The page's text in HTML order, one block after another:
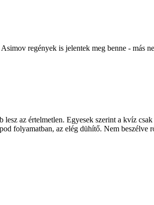
regények is jelentek meg benne - más
az értelmetlen. Egyesek szerint a kvíz
folyamatban, az elég dühítő. Nem